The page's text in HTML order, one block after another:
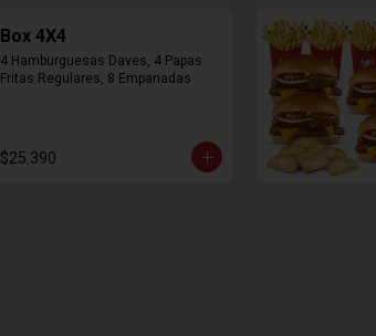
Box 4X4
4 Hamburguesas Daves, 4 Papas
Fritas Regulares, 8 Empanadas
$25.390